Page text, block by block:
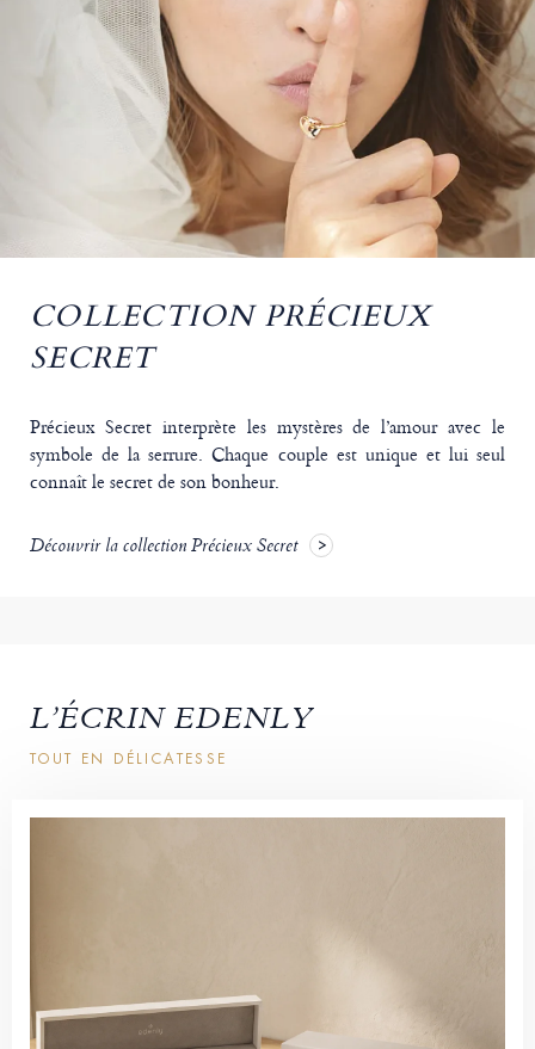
COLLECTION PRÉCIEUX
SECRET
Précieux Secret interprète les mystères de l’amour avec le
symbole de la serrure. Chaque couple est unique et lui seul
connaît le secret de son bonheur.
Découvrir la collection Précieux Secret
L’ÉCRIN EDENLY
TOUT EN DÉLICATESSE